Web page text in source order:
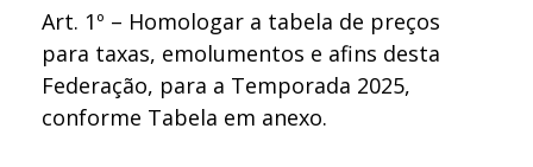
Art. 1º – Homologar a tabela de preços
para taxas, emolumentos e afins desta
Federação, para a Temporada 2025,
conforme Tabela em anexo.